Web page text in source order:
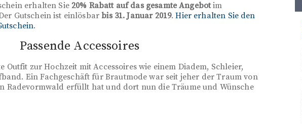
erhalten Sie20% Rabatt auf das gesamte Angebotim
Gutschein ist einlösbarbis 31. Januar 2019.Hier erhalten Sie den
.
Passende Accessoires
zur Hochzeit mit Accessoires wie einem Diadem, Schleier,
Ein Fachgeschäft für Brautmode war seit jeher der Traum von
Radevormwald erfüllt hat und dort nun die Träume und Wünsche